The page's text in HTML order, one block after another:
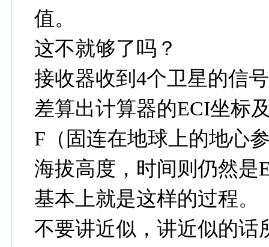
值。
这不就够了吗？
接收器收到4个卫星的信
差算出计算器的ECI坐标
F（固连在地球上的地心
海拔高度，时间则仍然是
基本上就是这样的过程。
不要讲近似，讲近似的话